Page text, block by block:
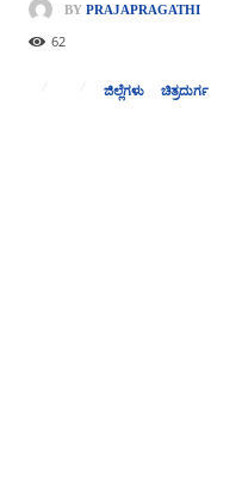
BY PRAJAPRAGATHI
62
ಜಿಲ್ಲೆಗಳು ಚಿತ್ರದುರ್ಗ